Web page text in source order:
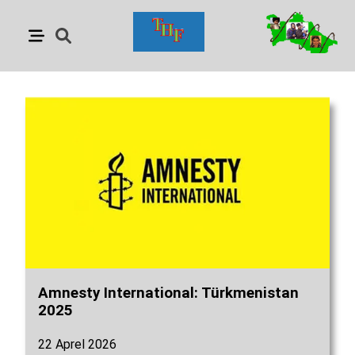
Amnesty International: Türkmenistan
2025
22 Aprel 2026